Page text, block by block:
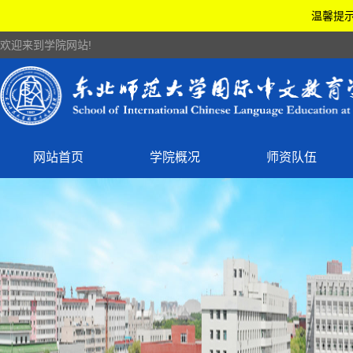
温馨提
欢迎来到学院网站!
网站首页 学院概况 师资队伍